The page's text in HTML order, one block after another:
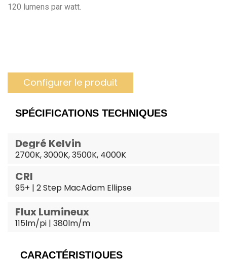
120 lumens par watt.
Configurer le produit
SPÉCIFICATIONS TECHNIQUES
Degré Kelvin
2700K, 3000K, 3500K, 4000K
CRI
95+ | 2 Step MacAdam Ellipse
Flux Lumineux
115lm/pi | 380lm/m
CARACTÉRISTIQUES